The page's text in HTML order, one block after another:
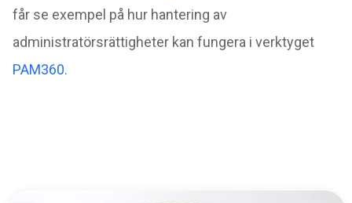
får se exempel på hur hantering av
administratörsrättigheter kan fungera i verktyget
PAM360.